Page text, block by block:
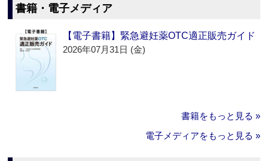
書籍・電子メディア
【電子書籍】緊急避妊薬OTC適正販売ガイド
2026年07月31日 (金)
書籍をもっと見る »
電子メディアをもっと見る »